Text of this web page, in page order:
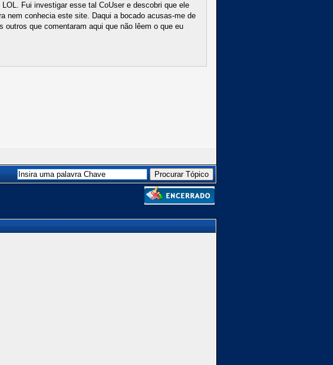
Fui investigar esse tal CoUser e descobri que ele
nem conhecia este site. Daqui a bocado acusas-me de
que comentaram aqui que não lêem o que eu